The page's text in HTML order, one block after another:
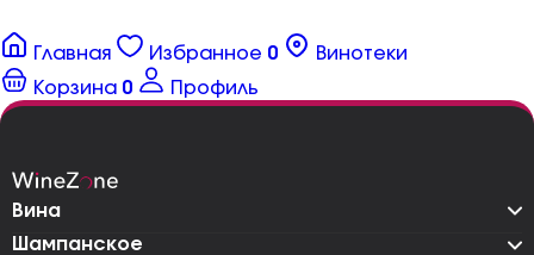
Главная Избранное 0
Винотеки
Корзина 0 Профиль
Вина
Шампанское